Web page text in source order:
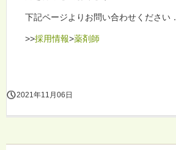
下記ページよりお問い合わせください．
>>採用情報>薬剤師
2021年11月06日